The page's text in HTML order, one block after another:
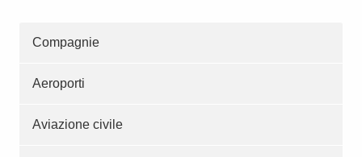
Compagnie
Aeroporti
Aviazione civile